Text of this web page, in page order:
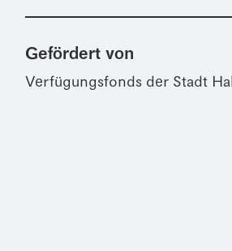
Gefördert von
Verfügungsfonds der Stadt